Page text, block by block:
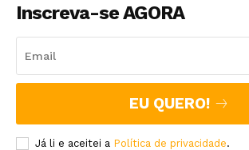
Inscreva-se AGORA
EU QUERO!
Já li e aceitei a Política de privacidade.